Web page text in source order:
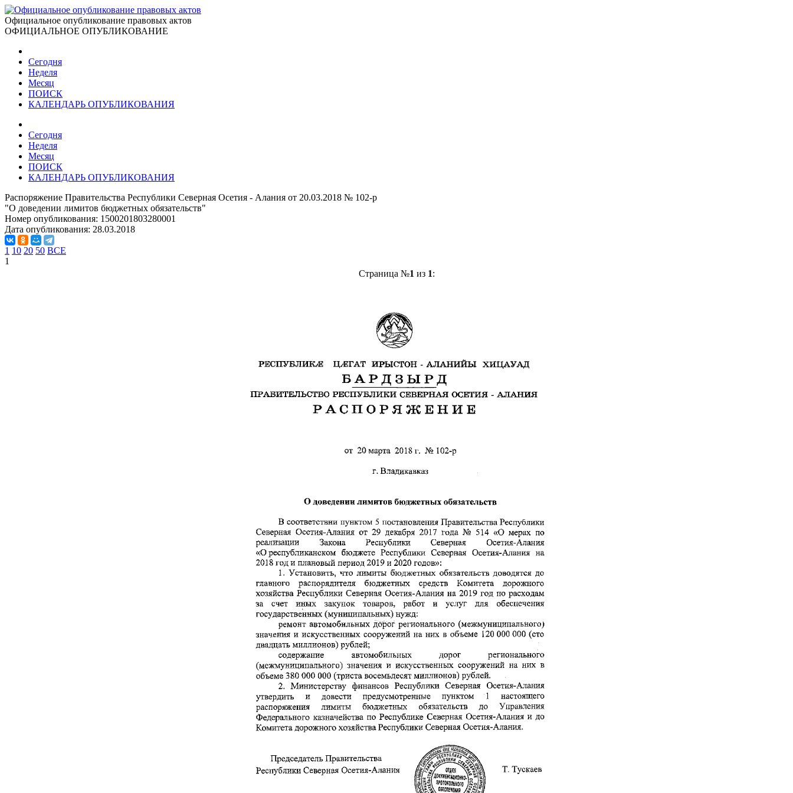
Официальное опубликование правовых актов
ОФИЦИАЛЬНОЕ ОПУБЛИКОВАНИЕ
Сегодня
Неделя
Месяц
ПОИСК
КАЛЕНДАРЬ ОПУБЛИКОВАНИЯ
Сегодня
Неделя
Месяц
ПОИСК
КАЛЕНДАРЬ ОПУБЛИКОВАНИЯ
Распоряжение Правительства Республики Северная Осетия - Алания от 20.03.2018 № 102-р
"О доведении лимитов бюджетных обязательств"
Номер опубликования: 1500201803280001
Дата опубликования: 28.03.2018
1 10 20 50 ВСЕ
1
Страница №1 из 1: